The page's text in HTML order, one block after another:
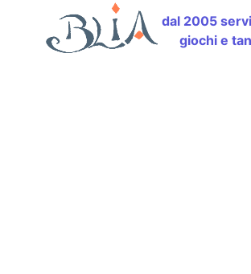
dal 2005
giochi e